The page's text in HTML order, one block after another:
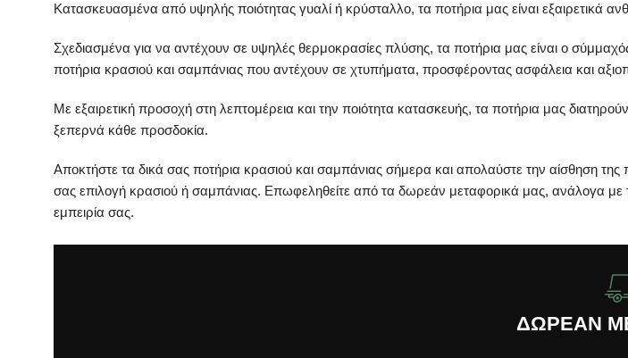
Κατασκευασμένα από υψηλής ποιότητας γυαλί ή κρύσταλλο, τα ποτήρια μας είναι εξαιρετικά
Σχεδιασμένα για να αντέχουν σε υψηλές θερμοκρασίες πλύσης, τα ποτήρια μας είναι ο
ποτήρια κρασιού και σαμπάνιας που αντέχουν σε χτυπήματα, προσφέροντας ασφάλεια και
Με εξαιρετική προσοχή στη λεπτομέρεια και την ποιότητα κατασκευής, τα ποτήρια μας
ξεπερνά κάθε προσδοκία.
Αποκτήστε τα δικά σας ποτήρια κρασιού και σαμπάνιας σήμερα και απολαύστε την αίσθηση
σας επιλογή κρασιού ή σαμπάνιας. Επωφεληθείτε από τα δωρεάν μεταφορικά μας, ανάλογα με
εμπειρία σας.
ΔΩΡΕΑΝ